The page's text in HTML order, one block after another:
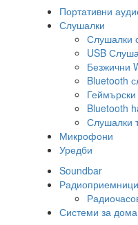
Портативни
Слушалки
Слушалки
USB
Безжични
Bluetooth
Bluetooth
Слушалки
Микрофони
Уредби
Soundbar
Радиоприемници
Системи за